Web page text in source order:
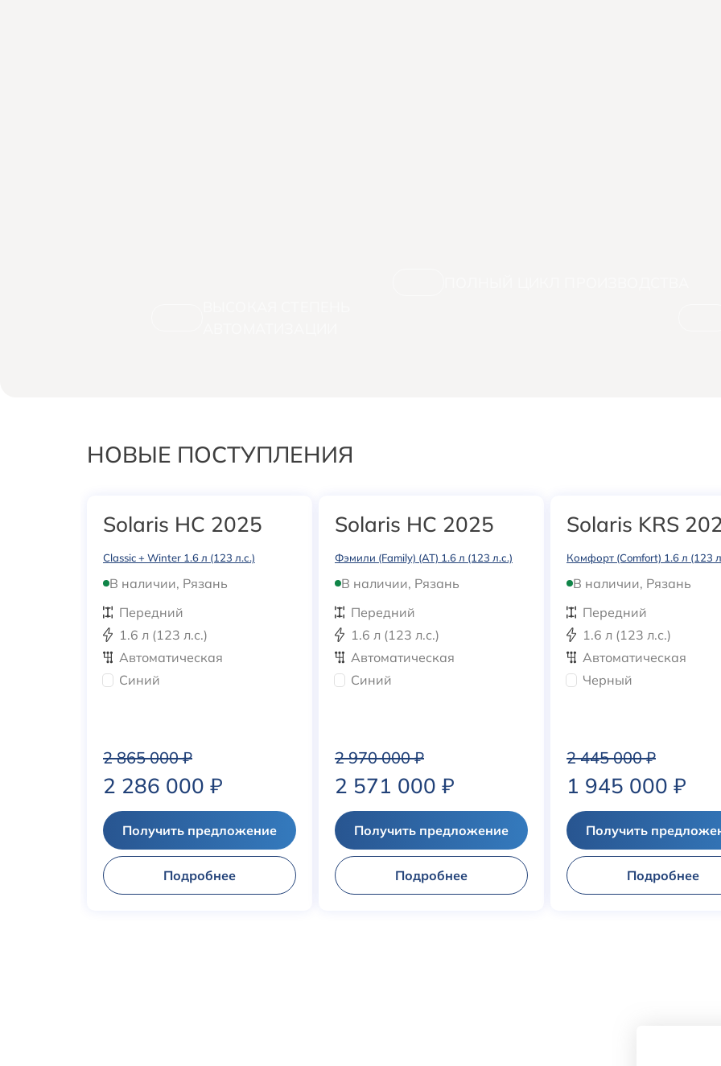
НОВЫЕ ПОСТУПЛЕНИЯ
Solaris HC 2025
Classic + Winter 1.6 л (123 л.с.)
В наличии, Рязань
Передний
1.6 л (123 л.с.)
Автоматическая
Синий
2 865 000₽
2 286 000 ₽
Получить предложение
Подробнее
Solaris HC 2025
Фэмили (Family) (АТ) 1.6 л (123 л.с.)
В наличии, Рязань
Передний
1.6 л (123 л.с.)
Автоматическая
Синий
2 970 000₽
2 571 000 ₽
Получить предложение
Подробнее
Solaris KRS
Комфорт (Comfort) 1.6 л (123
В наличии, Рязань
Передний
1.6 л (123 л.с.)
Автоматическая
Черный
2 445 000₽
1 945 000 ₽
Получить
Подробнее